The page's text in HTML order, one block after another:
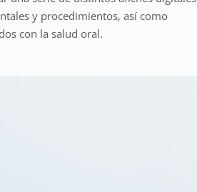
y procedimientos, así como
con la salud oral.